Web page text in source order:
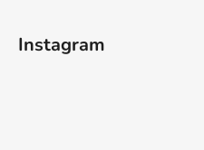
Instagram